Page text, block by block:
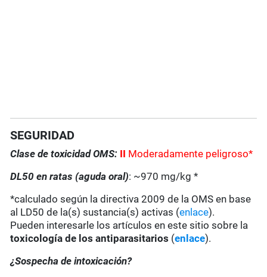
SEGURIDAD
Clase de toxicidad OMS: II Moderadamente peligroso*
DL50 en ratas (aguda oral): ~970 mg/kg *
*calculado según la directiva 2009 de la OMS en base
al LD50 de la(s) sustancia(s) activas (enlace).
Pueden interesarle los artículos en este sitio sobre la
toxicología de los antiparasitarios (enlace).
¿Sospecha de intoxicación?